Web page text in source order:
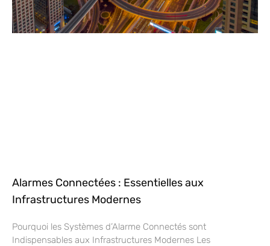
Alarmes Connectées : Essentielles aux
Infrastructures Modernes
Pourquoi les Systèmes d’Alarme Connectés sont
Indispensables aux Infrastructures Modernes Les